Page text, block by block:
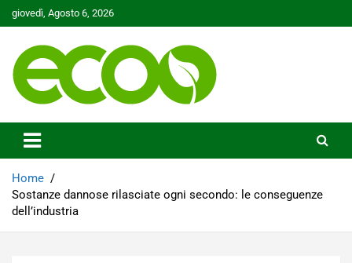
Skip
to
giovedì, Agosto 6, 2026
Ecoo.it
Home
Sostanze dannose rilasciate ogni secondo: le conseguenze
dell’industria